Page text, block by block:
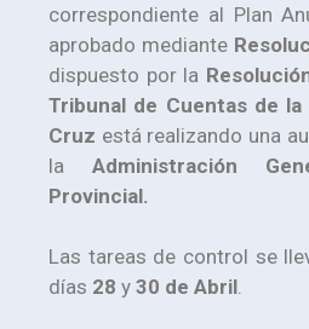
correspondiente al Plan
aprobado mediante
dispuesto por la
Tribunal de Cuentas de
Cruz está realizando una
la Administración
Provincial.
Las tareas de control se
días 28 y 30 de Abril.